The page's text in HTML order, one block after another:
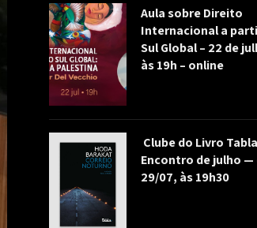
Aula sobre Direito
Internacional a
Sul Global – 22 de
às 19h – online
Clube do Livro
Encontro de julho —
29/07, às 19h30